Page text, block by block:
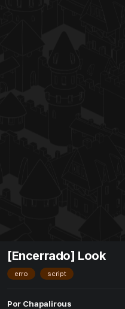
[Encerrado] Look
erro script
Por Chapalirous